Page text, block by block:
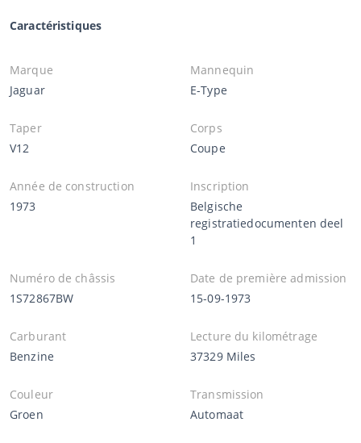
Caractéristiques
Marque
Jaguar
Mannequin
E-Type
Taper
V12
Corps
Coupe
Année de construction
1973
Inscription
Belgische
registratiedocumenten deel
1
Numéro de châssis
1S72867BW
Date de première admission
15-09-1973
Carburant
Benzine
Lecture du kilométrage
37329 Miles
Couleur
Groen
Transmission
Automaat